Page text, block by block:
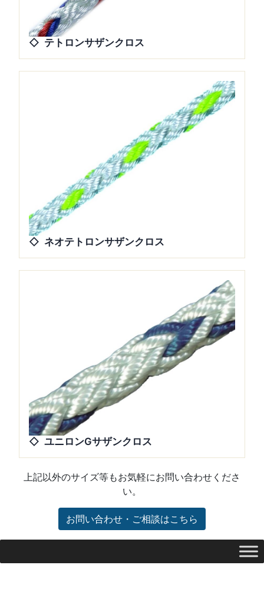
テトロンサザンクロス
ネオテトロンサザンクロス
ユニロンGサザンクロス
上記以外のサイズ等もお気軽にお問い合わせくださ
い。
お問い合わせ・ご相談はこちら